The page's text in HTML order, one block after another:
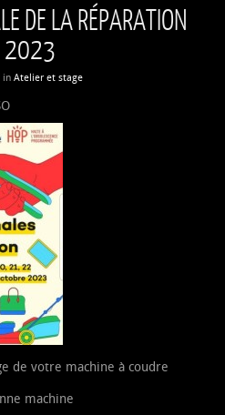
DE LA RÉPARATION
2023
in Atelier et stage
de votre machine à coudre
machine